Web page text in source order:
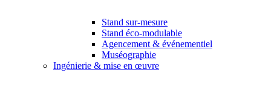
Stand sur-mesure
Stand éco-modulable
Agencement & événementiel
Muséographie
Ingénierie & mise en œuvre